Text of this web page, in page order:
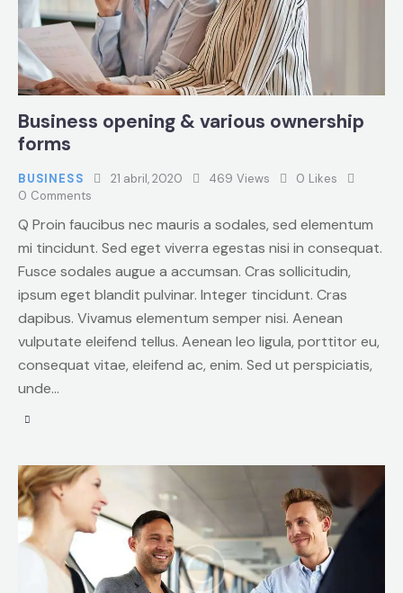
Business opening & various ownership
forms
BUSINESS 21 abril, 2020 469 Views 0 Likes
0 Comments
Q Proin faucibus nec mauris a sodales, sed elementum
mi tincidunt. Sed eget viverra egestas nisi in consequat.
Fusce sodales augue a accumsan. Cras sollicitudin,
ipsum eget blandit pulvinar. Integer tincidunt. Cras
dapibus. Vivamus elementum semper nisi. Aenean
vulputate eleifend tellus. Aenean leo ligula, porttitor eu,
consequat vitae, eleifend ac, enim. Sed ut perspiciatis,
unde…